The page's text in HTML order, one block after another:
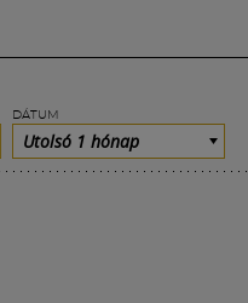
DÁTUM
Utolsó 1 hónap